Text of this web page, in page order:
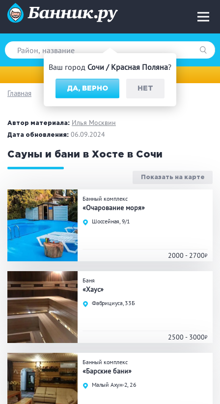
Ваш город Сочи / Красная Поляна?
ДА, ВЕРНО НЕТ
Вид парной
Русская баня
Финская сауна
На дровах
Поводы
Загородный отдых
Премиум бани
Праздник/Корпоратив
Вместимость
до 10 человек
от 20 человек
Массаж
Кедровая бочка
Веники
Парильщик/ банщик
СПА
Главная
Автор материала: Илья Москвин
Дата обновления: 06.09.2024
Сауны и бани в Хосте в Сочи
Показать на карте
Банный комплекс
«Очарование моря»
Шоссейная, 9/1
2000 - 2700
Баня
«Хаус»
Фабрициуса, 33Б
2500 - 3000
Банный комплекс
«Барские бани»
Малый Ахун-2, 26